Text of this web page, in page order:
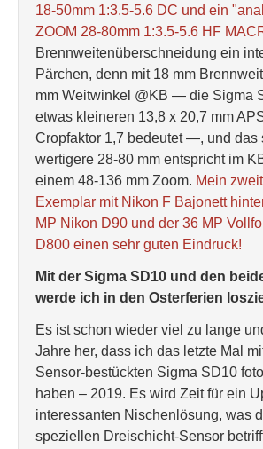
18-50mm 1:3.5-5.6 DC und ein
ZOOM 28-80mm 1:3.5-5.6 HF
Brennweitenüberschneidung ein
Pärchen, denn mit 18 mm
mm Weitwinkel @KB — die Sigma
etwas kleineren 13,8 x 20,7 mm
Cropfaktor 1,7 bedeutet —, und das
wertigere 28-80 mm entspricht im
einem 48-136 mm Zoom. Mein
Exemplar mit Nikon F Bajonett
MP Nikon D90 und der 36 MP
D800 einen sehr guten Eindruck!
Mit der Sigma SD10 und den
werde ich in den Osterferien
Es ist schon wieder viel zu lange
Jahre her, dass ich das letzte Mal
Sensor-bestückten Sigma SD10
haben – 2019. Es wird Zeit für ein
interessanten Nischenlösung, was
speziellen Dreischicht-Sensor